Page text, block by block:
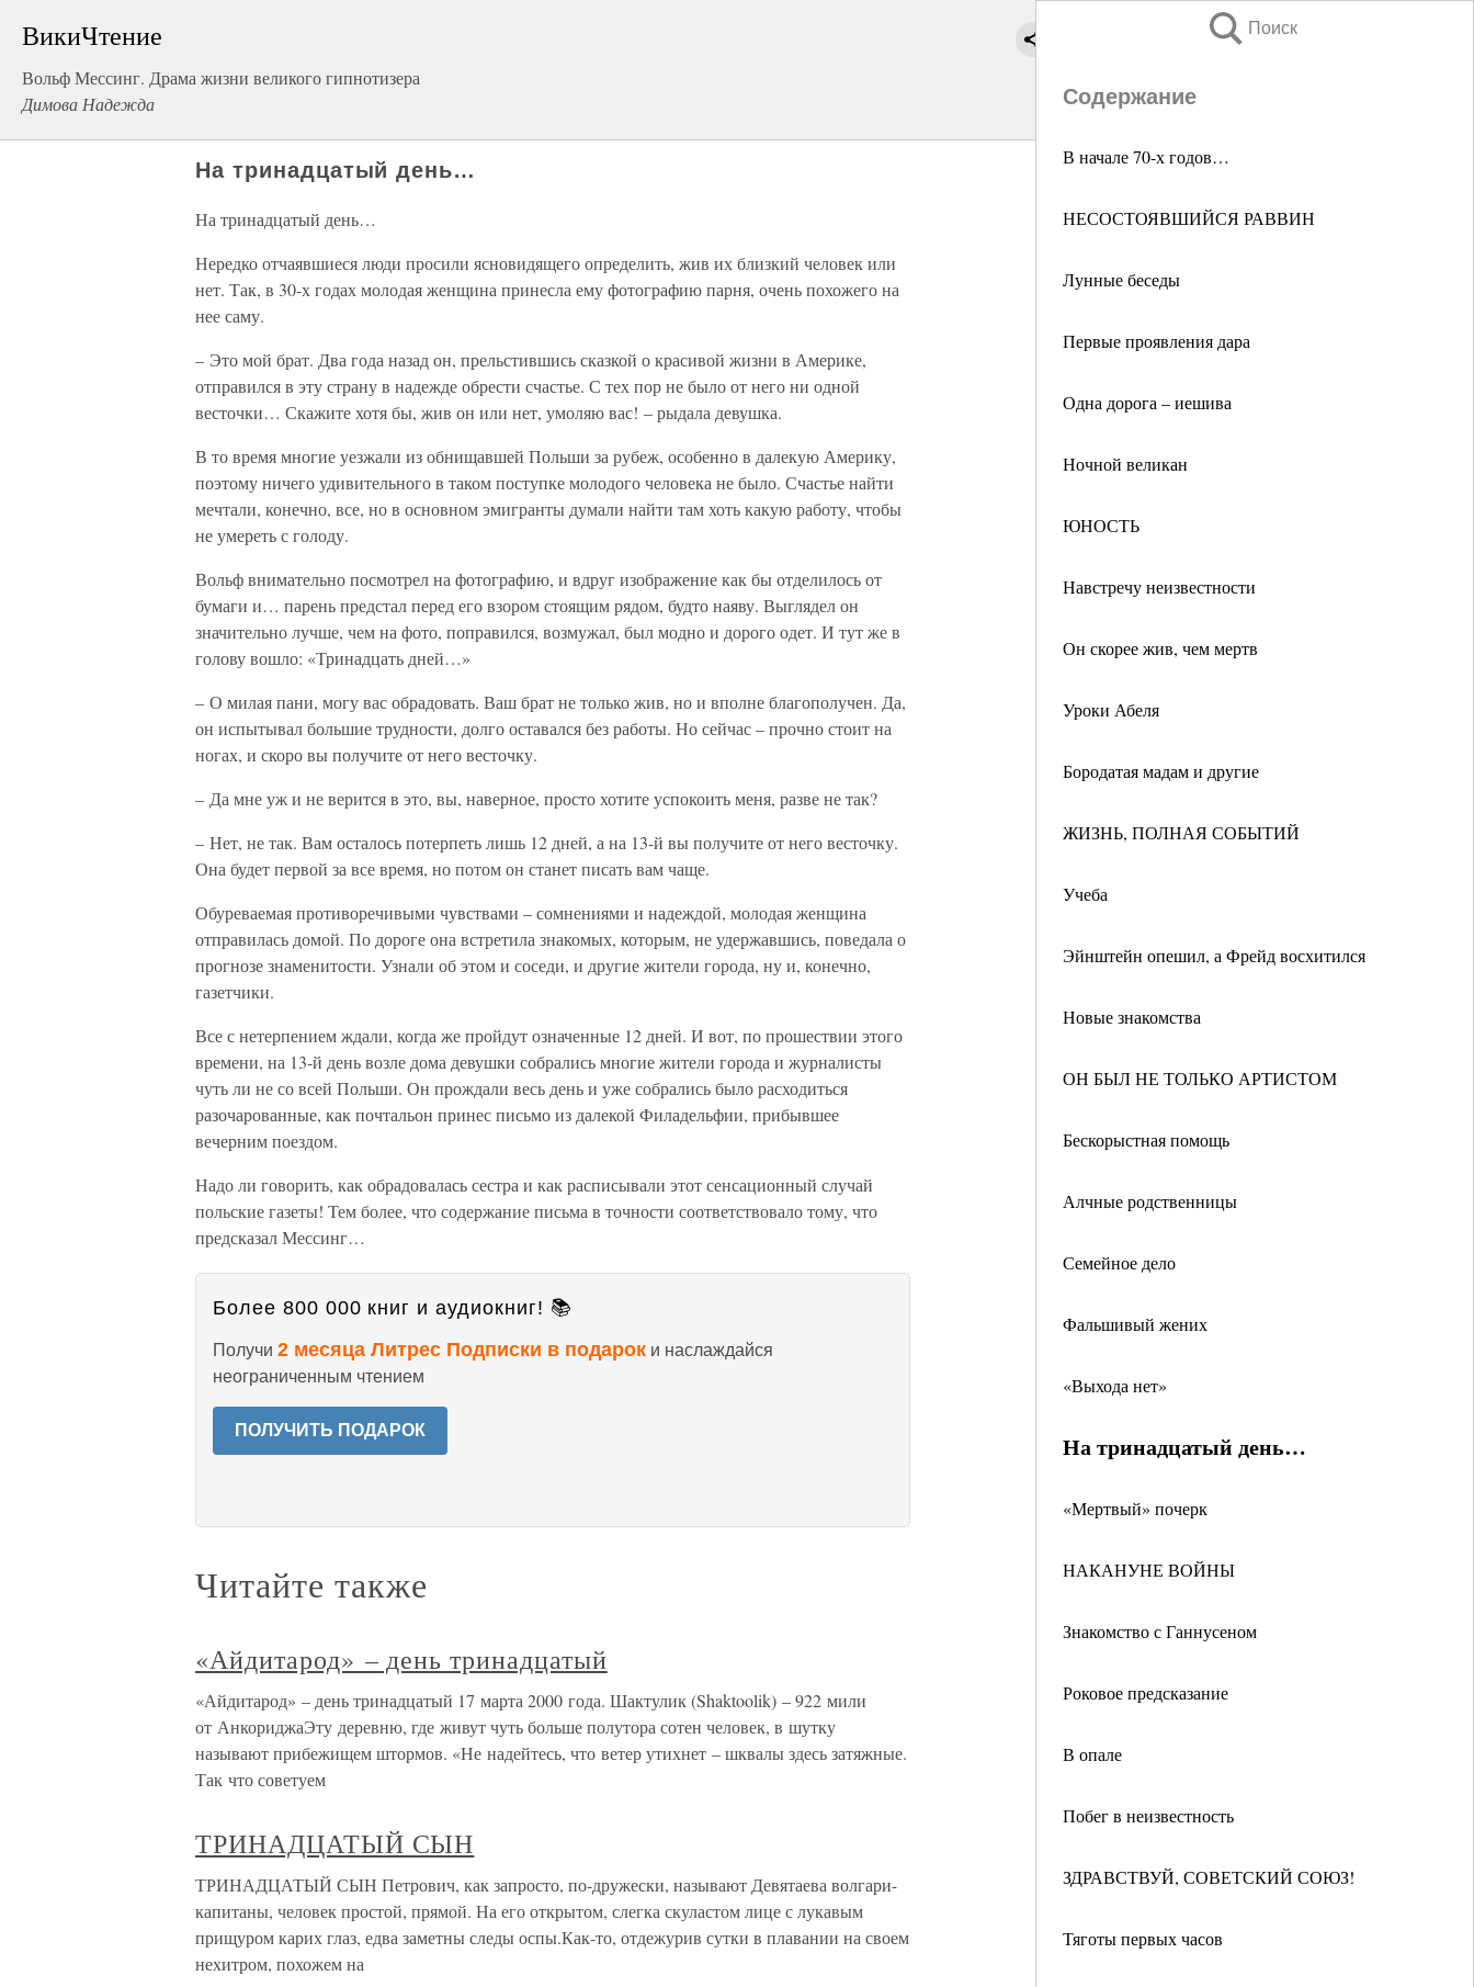
ВикиЧтение
Вольф Мессинг. Драма жизни великого гипнотизера
Димова Надежда
Поиск
Содержание
В начале 70-х годов…
НЕСОСТОЯВШИЙСЯ РАВВИН
Лунные беседы
Первые проявления дара
Одна дорога – иешива
Ночной великан
ЮНОСТЬ
Навстречу неизвестности
Он скорее жив, чем мертв
Уроки Абеля
Бородатая мадам и другие
ЖИЗНЬ, ПОЛНАЯ СОБЫТИЙ
Учеба
Эйнштейн опешил, а Фрейд восхитился
Новые знакомства
ОН БЫЛ НЕ ТОЛЬКО АРТИСТОМ
Бескорыстная помощь
Алчные родственницы
Семейное дело
Фальшивый жених
«Выхода нет»
На тринадцатый день…
«Мертвый» почерк
НАКАНУНЕ ВОЙНЫ
Знакомство с Ганнусеном
Роковое предсказание
В опале
Побег в неизвестность
ЗДРАВСТВУЙ, СОВЕТСКИЙ СОЮЗ!
Тяготы первых часов
На тринадцатый день…
На тринадцатый день…
Нередко отчаявшиеся люди просили ясновидящего определить, жив их близкий человек или
нет. Так, в 30-х годах молодая женщина принесла ему фотографию парня, очень похожего на
нее саму.
– Это мой брат. Два года назад он, прельстившись сказкой о красивой жизни в Америке,
отправился в эту страну в надежде обрести счастье. С тех пор не было от него ни одной
весточки… Скажите хотя бы, жив он или нет, умоляю вас! – рыдала девушка.
В то время многие уезжали из обнищавшей Польши за рубеж, особенно в далекую Америку,
поэтому ничего удивительного в таком поступке молодого человека не было. Счастье найти
мечтали, конечно, все, но в основном эмигранты думали найти там хоть какую работу, чтобы
не умереть с голоду.
Вольф внимательно посмотрел на фотографию, и вдруг изображение как бы отделилось от
бумаги и… парень предстал перед его взором стоящим рядом, будто наяву. Выглядел он
значительно лучше, чем на фото, поправился, возмужал, был модно и дорого одет. И тут же в
голову вошло: «Тринадцать дней…»
– О милая пани, могу вас обрадовать. Ваш брат не только жив, но и вполне благополучен. Да,
он испытывал большие трудности, долго оставался без работы. Но сейчас – прочно стоит на
ногах, и скоро вы получите от него весточку.
– Да мне уж и не верится в это, вы, наверное, просто хотите успокоить меня, разве не так?
– Нет, не так. Вам осталось потерпеть лишь 12 дней, а на 13-й вы получите от него весточку.
Она будет первой за все время, но потом он станет писать вам чаще.
Обуреваемая противоречивыми чувствами – сомнениями и надеждой, молодая женщина
отправилась домой. По дороге она встретила знакомых, которым, не удержавшись, поведала о
прогнозе знаменитости. Узнали об этом и соседи, и другие жители города, ну и, конечно,
газетчики.
Все с нетерпением ждали, когда же пройдут означенные 12 дней. И вот, по прошествии этого
времени, на 13-й день возле дома девушки собрались многие жители города и журналисты
чуть ли не со всей Польши. Он прождали весь день и уже собрались было расходиться
разочарованные, как почтальон принес письмо из далекой Филадельфии, прибывшее
вечерним поездом.
Надо ли говорить, как обрадовалась сестра и как расписывали этот сенсационный случай
польские газеты! Тем более, что содержание письма в точности соответствовало тому, что
предсказал Мессинг…
Более 800 000 книг и аудиокниг! 📚
Получи 2 месяца Литрес Подписки в подарок и наслаждайся
неограниченным чтением
ПОЛУЧИТЬ ПОДАРОК
Читайте также
«Айдитарод» – день тринадцатый
«Айдитарод» – день тринадцатый 17 марта 2000 года. Шактулик (Shaktoolik) – 922 мили
от АнкориджаЭту деревню, где живут чуть больше полутора сотен человек, в шутку
называют прибежищем штормов. «Не надейтесь, что ветер утихнет – шквалы здесь затяжные.
Так что советуем
ТРИНАДЦАТЫЙ СЫН
ТРИНАДЦАТЫЙ СЫН Петрович, как запросто, по-дружески, называют Девятаева волгари-
капитаны, человек простой, прямой. На его открытом, слегка скуластом лице с лукавым
прищуром карих глаз, едва заметны следы оспы.Как-то, отдежурив сутки в плавании на своем
нехитром, похожем на